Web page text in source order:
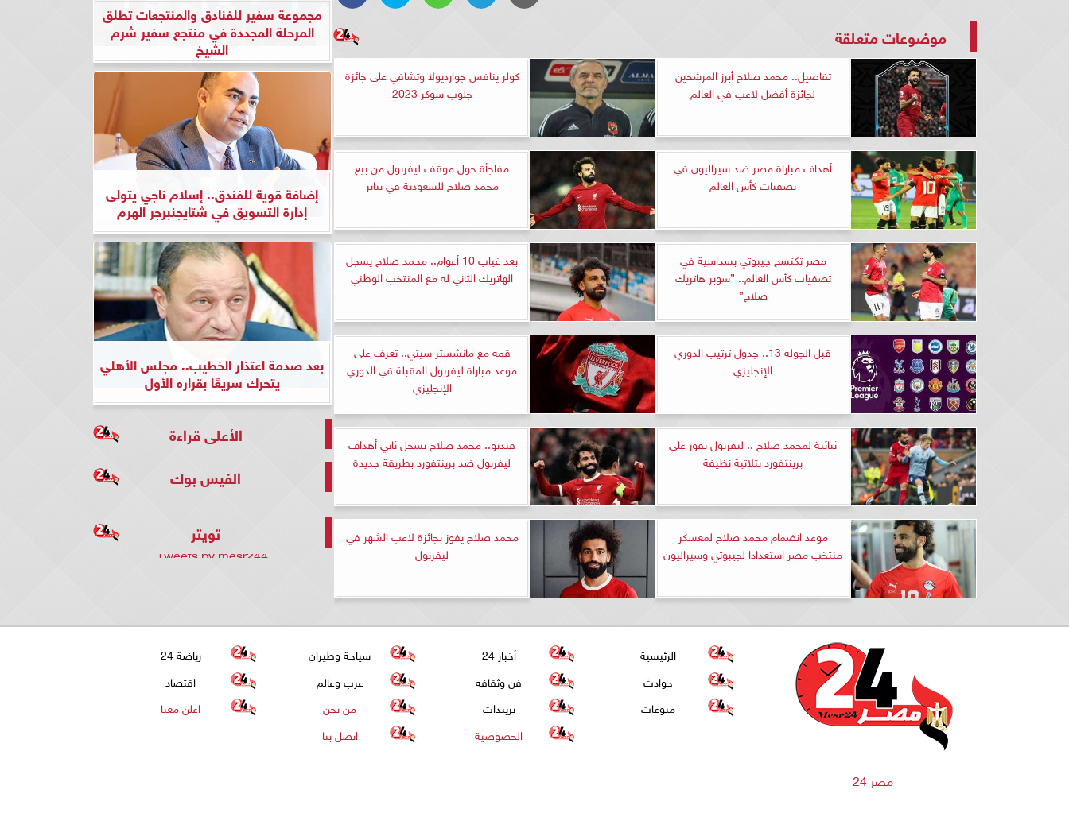
موضوعات متعلقة
تفاصيل.. محمد صلاح أبرز المرشحين
لجائزة أفضل لاعب في العالم
كولر ينافس جوارديولا وتشافي على جائزة
جلوب سوكر 2023
أهداف مباراة مصر ضد سيراليون في
تصفيات كأس العالم
مفاجأة حول موقف ليفربول من بيع
محمد صلاح للسعودية في يناير
مصر تكتسح جيبوتي بسداسية في
تصفيات كأس العالم.. ”سوبر هاتريك
صلاح”
بعد غياب 10 أعوام.. محمد صلاح يسجل
الهاتريك الثاني له مع المنتخب الوطني
قبل الجولة 13.. جدول ترتيب الدوري
الإنجليزي
قمة مع مانشستر سيتي.. تعرف على
موعد مباراة ليفربول المقبلة في الدوري
الإنجليزي
ثنائية لمحمد صلاح .. ليفربول يفوز على
برينتفورد بثلاثية نظيفة
فيديو.. محمد صلاح يسجل ثاني أهداف
ليفربول ضد برينتفورد بطريقة جديدة
موعد انضمام محمد صلاح لمعسكر
منتخب مصر استعدادا لجيبوتي وسيراليون
محمد صلاح يفوز بجائزة لاعب الشهر في
ليفربول
مجموعة سفير للفنادق والمنتجعات تطلق
المرحلة المجددة في منتجع سفير شرم
الشيخ
إضافة قوية للفندق.. إسلام ناجي يتولى
إدارة التسويق في شتايجنبرجر الهرم
بعد صدمة اعتذار الخطيب.. مجلس الأهلي
يتحرك سريعًا بقراره الأول
الأعلى قراءة
الفيس بوك
تويتر
Tweets by mesr244
مصر 24
الرئيسية أخبار 24 سياحة وطيران
رياضة 24
حوادث
فن وثقافة عرب وعالم
اقتصاد
منوعات
تريندات من نحن
اعلن معنا
الخصوصية
اتصل بنا